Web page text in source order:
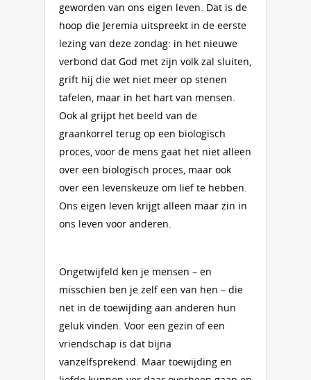
geworden van ons eigen leven. Dat is de
hoop die Jeremia uitspreekt in de eerste
lezing van deze zondag: in het nieuwe
verbond dat God met zijn volk zal sluiten,
grift hij die wet niet meer op stenen
tafelen, maar in het hart van mensen.
Ook al grijpt het beeld van de
graankorrel terug op een biologisch
proces, voor de mens gaat het niet alleen
over een biologisch proces, maar ook
over een levenskeuze om lief te hebben.
Ons eigen leven krijgt alleen maar zin in
ons leven voor anderen.
Ongetwijfeld ken je mensen – en
misschien ben je zelf een van hen – die
net in de toewijding aan anderen hun
geluk vinden. Voor een gezin of een
vriendschap is dat bijna
vanzelfsprekend. Maar toewijding en